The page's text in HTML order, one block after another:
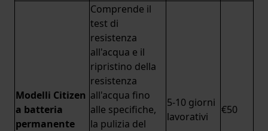
Modelli Citizen
a batteria
permanente
Comprende il
test di
resistenza
all'acqua e il
ripristino della
resistenza
all'acqua fino
alle specifiche,
la pulizia del
5-10 giorni
lavorativi
€50